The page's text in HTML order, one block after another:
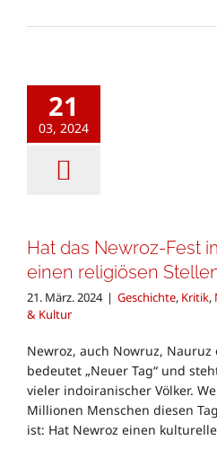
21
03, 2024
Hat das Newroz-Fest
einen religiösen
21. März. 2024 | Geschichte, Kritik,
& Kultur
Newroz, auch Nowruz,
bedeutet „Neuer Tag“ und
vieler indoiranischer Völker.
Millionen Menschen diesen
ist: Hat Newroz einen